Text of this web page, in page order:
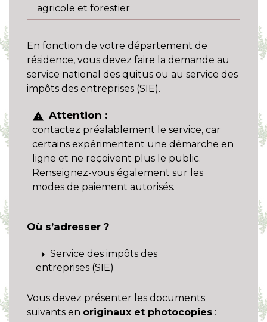
agricole et forestier
En fonction de votre département de
résidence, vous devez faire la demande au
service national des quitus ou au service des
impôts des entreprises (SIE).
warning Attention :
contactez préalablement le service, car
certains expérimentent une démarche en
ligne et ne reçoivent plus le public.
Renseignez-vous également sur les
modes de paiement autorisés.
Où s’adresser ?
arrow_right Service des impôts des
entreprises (SIE)
Vous devez présenter les documents
suivants en originaux et photocopies :